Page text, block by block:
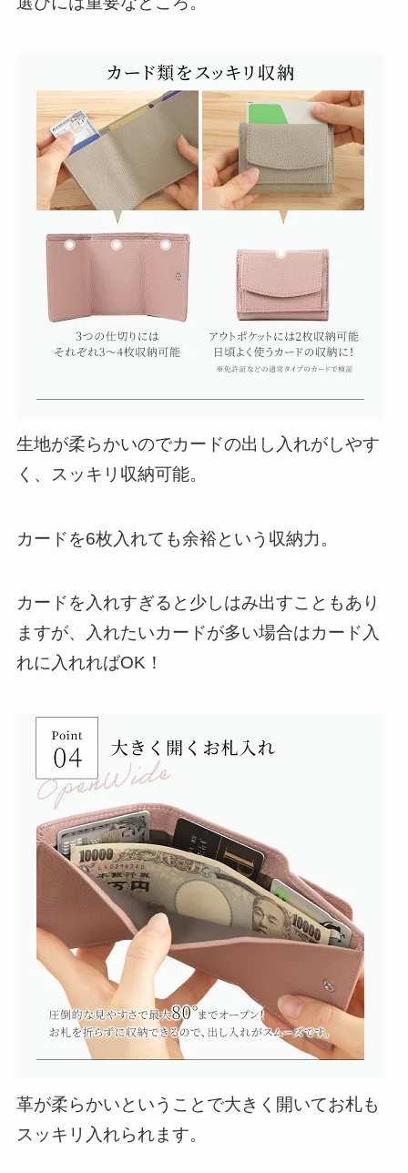
生地が柔らかいのでカードの出し入れがしやす
く 、スッキリ収納可能。
カードを6枚入れても余裕という収納力。
カードを入れすぎると少しはみ出すこともあり
ますが、入れたいカードが多い場合はカード入
れに入れればOK！
革が柔らかいということで大きく開いてお札も
スッキリ入れられます。